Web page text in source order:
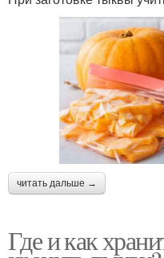
читать дальше →
Где и как